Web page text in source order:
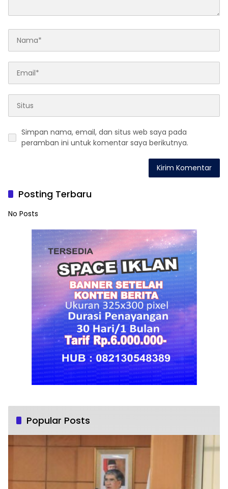
Simpan nama, email, dan situs web saya pada
peramban ini untuk komentar saya berikutnya.
Posting Terbaru
No Posts
Popular Posts